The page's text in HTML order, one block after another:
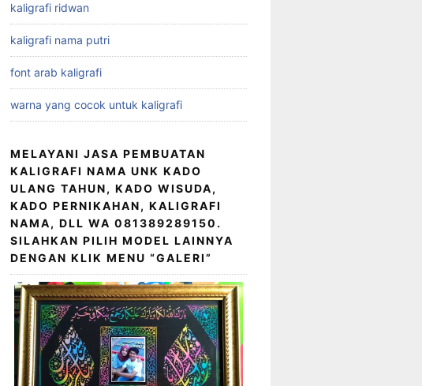
kaligrafi ridwan
kaligrafi nama putri
font arab kaligrafi
warna yang cocok untuk kaligrafi
MELAYANI JASA PEMBUATAN
KALIGRAFI NAMA UNK KADO
ULANG TAHUN, KADO WISUDA,
KADO PERNIKAHAN, KALIGRAFI
NAMA, DLL WA 081389289150.
SILAHKAN PILIH MODEL LAINNYA
DENGAN KLIK MENU “GALERI”